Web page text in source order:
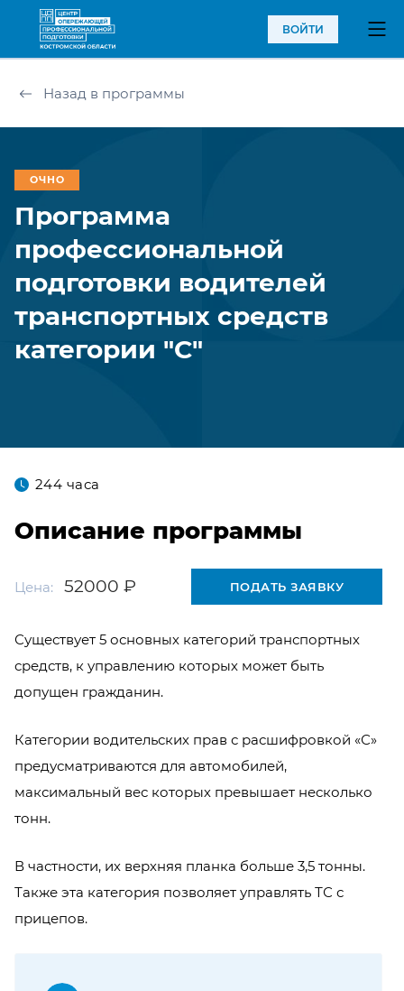
ВОЙТИ
Назад в программы
ОЧНО
Программа
профессиональной
подготовки водителей
транспортных средств
категории "С"
244 часа
Описание программы
Цена: 52000 ₽ ПОДАТЬ ЗАЯВКУ
Существует 5 основных категорий транспортных
средств, к управлению которых может быть
допущен гражданин.
Категории водительских прав с расшифровкой «С»
предусматриваются для автомобилей,
максимальный вес которых превышает несколько
тонн.
В частности, их верхняя планка больше 3,5 тонны.
Также эта категория позволяет управлять ТС с
прицепов.